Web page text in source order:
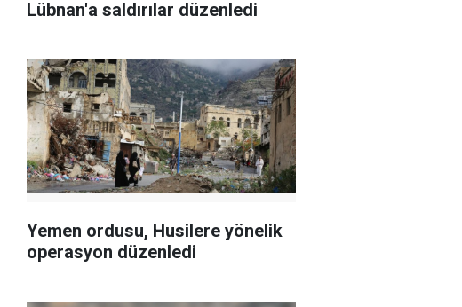
Lübnan'a saldırılar düzenledi
Yemen ordusu, Husilere yönelik
operasyon düzenledi